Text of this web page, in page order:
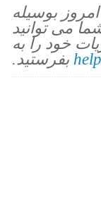
بوسیله
می توانید
خود را به
بفرستید.